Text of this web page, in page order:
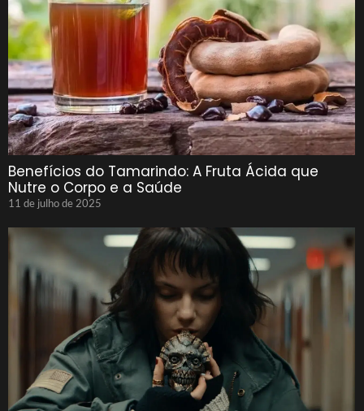
Benefícios do Tamarindo: A Fruta Ácida que
Nutre o Corpo e a Saúde
11 de julho de 2025